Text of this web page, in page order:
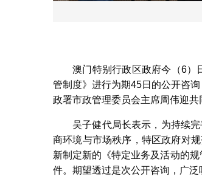
澳门特别行政区政府今（6）
管制度》进行为期45日的公开咨
政署市政管理委员会主席周伟迎共
吴子健代局长表示，为持续
商环境与市场秩序，特区政府对
新制定新的《特定业务及活动的
件。期望透过是次公开咨询，广泛